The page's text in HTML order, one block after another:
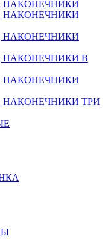
НАКОНЕЧНИКИ
НАКОНЕЧНИКИ
НАКОНЕЧНИКИ
НАКОНЕЧНИКИ В
НАКОНЕЧНИКИ
НАКОНЕЧНИКИ ТРИ